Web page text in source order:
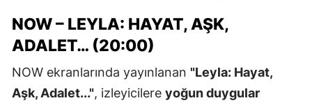
NOW – LEYLA: HAYAT, AŞK,
ADALET… (20:00)
NOW ekranlarında yayınlanan "Leyla: Hayat,
Aşk, Adalet...", izleyicilere yoğun duygular